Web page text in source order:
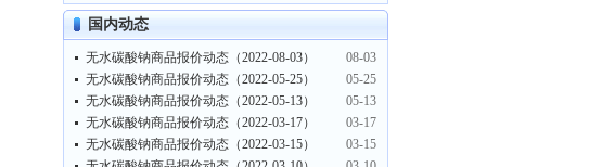
国内动态
无水碳酸钠商品报价动态（2022-08-03）
08-03
无水碳酸钠商品报价动态（2022-05-25）
05-25
无水碳酸钠商品报价动态（2022-05-13）
05-13
无水碳酸钠商品报价动态（2022-03-17）
03-17
无水碳酸钠商品报价动态（2022-03-15）
03-15